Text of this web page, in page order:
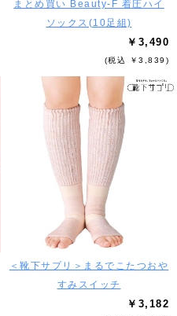
まとめ買い Beauty-F 着圧ハイ
ソックス(10足組)
￥3,490
(税込 ￥3,839)
＜靴下サプリ＞まるでこたつおや
すみスイッチ
￥3,182